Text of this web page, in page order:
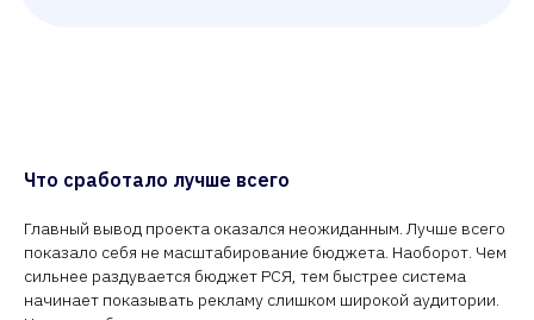
Что сработало лучше всего
Главный вывод проекта оказался неожиданным. Лучше всего
показало себя не масштабирование бюджета. Наоборот. Чем
сильнее раздувается бюджет РСЯ, тем быстрее система
начинает показывать рекламу слишком широкой аудитории.